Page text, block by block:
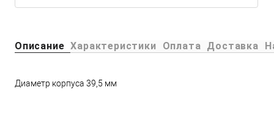
Описание Характеристики Оплата Доставка
Диаметр корпуса 39,5 мм